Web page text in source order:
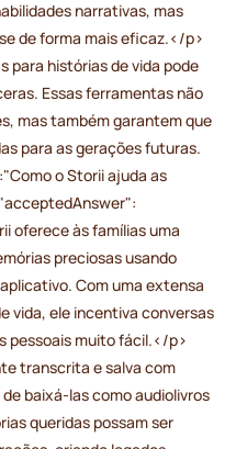
narrativas, mas
de forma mais eficaz.</p>
para histórias de vida pode
Essas ferramentas não
mas também garantem que
para as gerações futuras.
o Storii ajuda as
oferece às famílias uma
preciosas usando
Com uma extensa
vida, ele incentiva conversas
pessoais muito fácil.</p>
transcrita e salva com
baixá-las como audiolivros
queridas possam ser